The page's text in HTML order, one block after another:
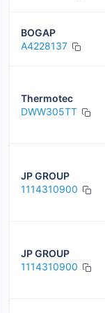
BOGAP
A4228137
Thermotec
DWW305TT
JP GROUP
1114310900
JP GROUP
1114310900